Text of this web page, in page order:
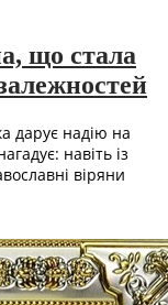
що стала
дарує надію на
навіть із
віряни